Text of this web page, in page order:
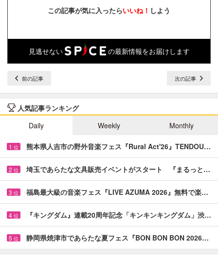
この記事が気に入ったらいいね！ しよう
見逃せない の最新情報をお届けします
前の記事 次の記事
人気記事ランキング
Daily
Weekly Monthly
1 位 熊本県人吉市の野外音楽フェス『Rural Act'26』TENDOU…
2 位 埼玉であらたな文具販売イベントがスタート 『まるっと…
3 位 福島最大級の音楽フェス『LIVE AZUMA 2026』無料で楽…
4 位 『キングダム』連載20周年記念「キンキンキングダム」渋…
5 位 静岡県焼津市であらたな夏フェス『BON BON BON 2026…